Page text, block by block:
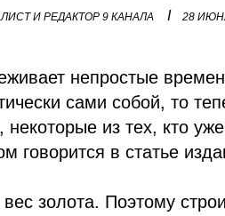
И РЕДАКТОР 9 КАНАЛА I 28
непростые
сами собой, то
из тех, кто
говорится в статье
золота. Поэтому